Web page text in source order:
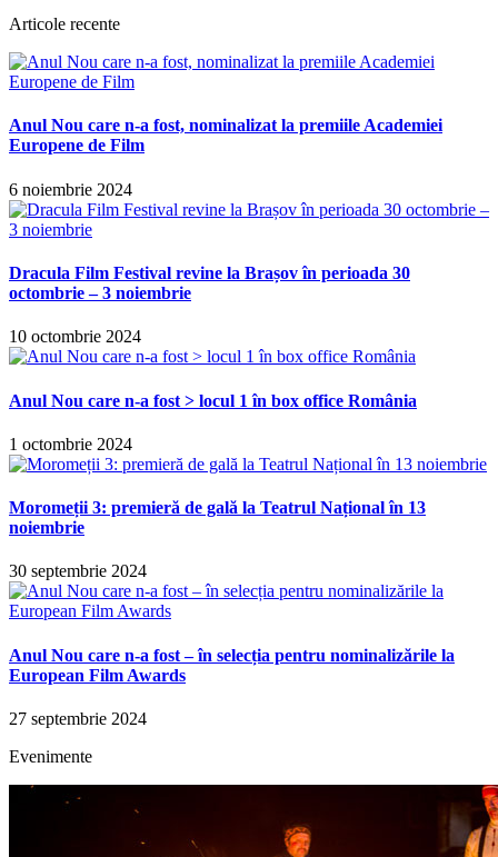
Articole recente
Anul Nou care n-a fost, nominalizat la premiile Academiei
Europene de Film
6 noiembrie 2024
Dracula Film Festival revine la Brașov în perioada 30
octombrie – 3 noiembrie
10 octombrie 2024
Anul Nou care n-a fost > locul 1 în box office România
1 octombrie 2024
Moromeții 3: premieră de gală la Teatrul Național în 13
noiembrie
30 septembrie 2024
Anul Nou care n-a fost – în selecția pentru nominalizările la
European Film Awards
27 septembrie 2024
Evenimente